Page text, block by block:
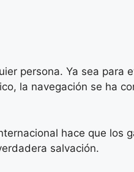
persona. Ya sea para
la navegación se ha
hace que los
salvación.